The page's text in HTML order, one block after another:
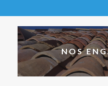
NOS